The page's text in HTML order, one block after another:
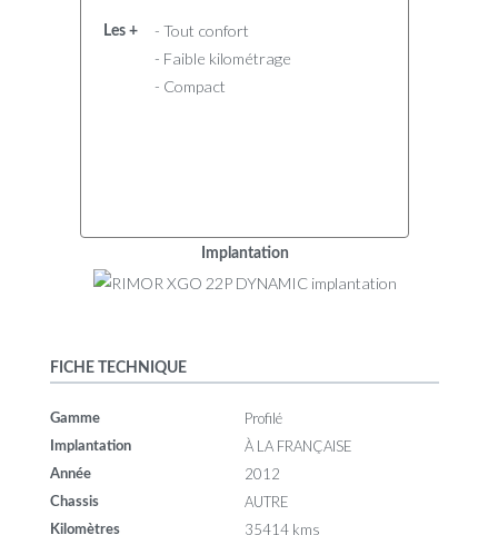
Les +
- Tout confort
- Faible kilométrage
- Compact
Implantation
FICHE TECHNIQUE
Gamme Profilé
Implantation À LA FRANÇAISE
Année 2012
Chassis AUTRE
Kilomètres 35414 kms